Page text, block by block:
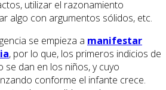
utilizar el razonamiento
algo con argumentos sólidos, etc.
se empieza a manifestar
, por lo que, los primeros indicios de
se dan en los niños, y cuyo
conforme el infante crece.